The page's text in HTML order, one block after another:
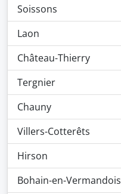
Soissons
Laon
Château-Thierry
Tergnier
Chauny
Villers-Cotterêts
Hirson
Bohain-en-Vermandois